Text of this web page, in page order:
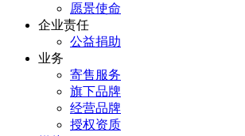
愿景使命
企业责任
公益捐助
业务
寄售服务
旗下品牌
经营品牌
授权资质